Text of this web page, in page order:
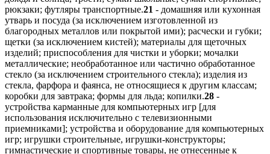
рюкзаки; футляры транспортные.21 - домашняя или кухонная
утварь и посуда (за исключением изготовленной из
благородных металлов или покрытой ими); расчески и губки;
щетки (за исключением кистей); материалы для щеточных
изделий; приспособления для чистки и уборки; мочалки
металлические; необработанное или частично обработанное
стекло (за исключением строительного стекла); изделия из
стекла, фарфора и фаянса, не относящиеся к другим классам;
коробки для завтрака; формы для льда; копилки.28 -
устройства карманные для компьютерных игр [для
использования исключительно с телевизионными
приемниками]; устройства и оборудование для компьютерных
игр; игрушки строительные, игрушки-конструкторы;
гимнастические и спортивные товары, не отнесенные к